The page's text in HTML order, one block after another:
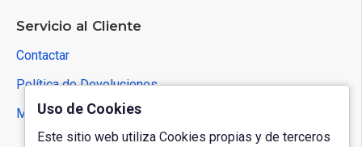
Servicio al Cliente
Contactar
Política de Devoluciones
Mapa del Sitio
Uso de Cookies
Este sitio web utiliza Cookies propias y de terceros